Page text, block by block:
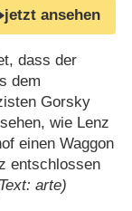
jetzt ansehen
dass der
dem
Gorsky
wie Lenz
einen Waggon
entschlossen
arte)